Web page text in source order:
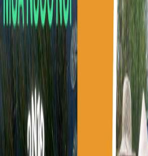
By submitting this form, you agree to
and Privacy Policy.
Submit
From
$69.00
per person
Check available